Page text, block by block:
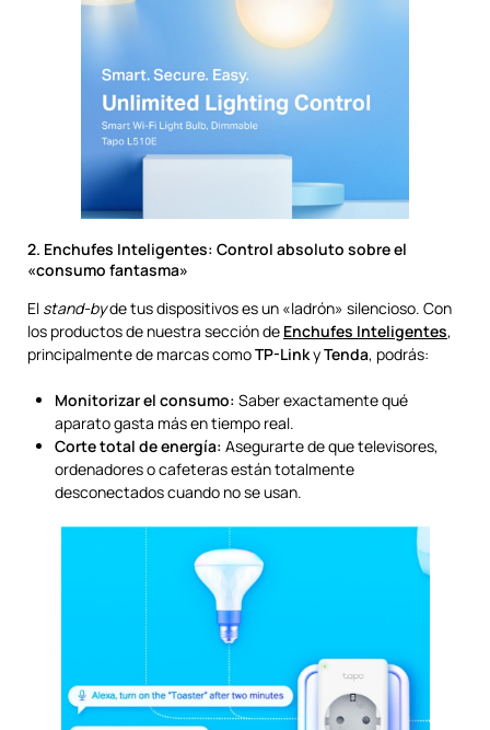
2. Enchufes Inteligentes: Control absoluto sobre el
«consumo fantasma»
El stand-byde tus dispositivos es un «ladrón» silencioso. Con
los productos de nuestra sección de Enchufes Inteligentes,
principalmente de marcas comoTP-LinkyTenda, podrás:
Monitorizar el consumo: Saber exactamente qué
aparato gasta más en tiempo real.
Corte total de energía: Asegurarte de que televisores,
ordenadores o cafeteras están totalmente
desconectados cuando no se usan.